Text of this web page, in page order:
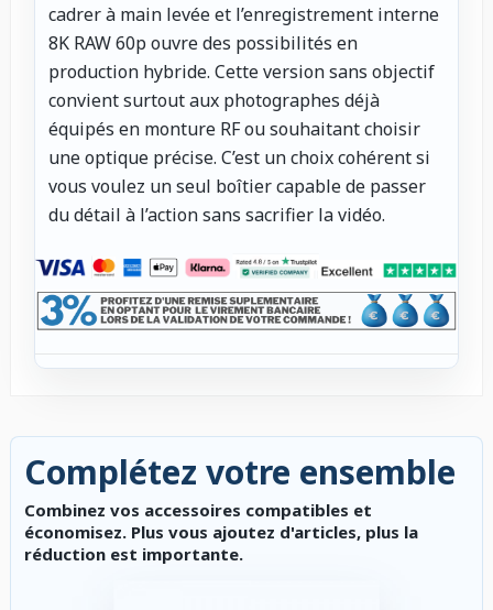
cadrer à main levée et l’enregistrement interne
8K RAW 60p ouvre des possibilités en
production hybride. Cette version sans objectif
convient surtout aux photographes déjà
équipés en monture RF ou souhaitant choisir
une optique précise. C’est un choix cohérent si
vous voulez un seul boîtier capable de passer
du détail à l’action sans sacrifier la vidéo.
Complétez votre ensemble
Combinez vos accessoires compatibles et
économisez. Plus vous ajoutez d'articles, plus la
réduction est importante.